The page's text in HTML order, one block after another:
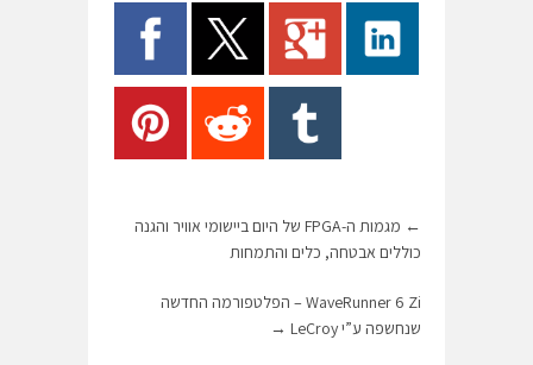
←
מגמות ה-FPGA של היום ביישומי אוויר והגנה
כוללים אבטחה, כלים והתמחות
WaveRunner 6 Zi – הפלטפורמה החדשה
שנחשפה ע”י LeCroy
→